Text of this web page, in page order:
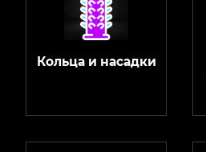
Кольца и насадки